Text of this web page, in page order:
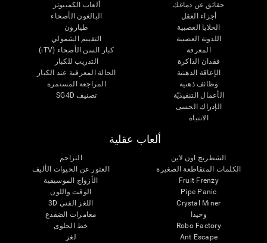
حقائق عن دماغك
أجزاء العقل
الخلايا العصبية
اللدونة العصبية
المعرفة
فقدان الذاكرة
الإعاقة الذهنية
وظائف ذهنية
الأعمال التنفيذيّة
الإدراك الحسى
الانتباه
ألعاب الكمبيوتر
البالغون الأصحاء
طيارون
التقييم الشمولي
كبار السن الأصحاء (iTV)
التدريب للكبار
الحالة المعرفية عند الكبار
المراجعة المستمرة
تصنيف SG4D
ألعاب عقلية
الشطرنج اون لاين
الكلمات المتقاطعة الصغيرة
Fruit Frenzy
Pipe Panic
Crystal Miner
وحيدا
Robo Factory
Ant Escape
التزاحم
العثور عن الحيوات الأليف
الأزواج الموسيقية
الوقت واللون
اللغز الفني 3D
مغامرات الضفدع
خط الحلوى
لغز